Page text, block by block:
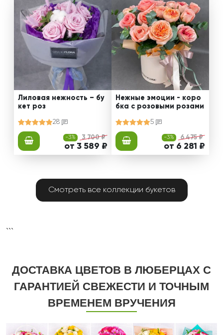
Лиловая нежность – бу
кет роз
28
-3% 3 700 ₽
от 3 589 ₽
Нежные эмоции - коро
бка с розовыми розами
5
-3% 6 475 ₽
от 6 281 ₽
Смотреть все коллекции букетов
```
ДОСТАВКА ЦВЕТОВ В ЛЮБЕРЦАХ С
ГАРАНТИЕЙ СВЕЖЕСТИ И ТОЧНЫМ
ВРЕМЕНЕМ ВРУЧЕНИЯ